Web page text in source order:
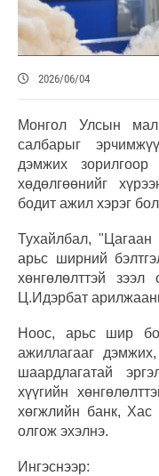
2026/06/04
Монгол Улсын
салбарыг
дэмжих
хөдөлгөөнийг
бодит ажил хэрэг
Тухайлбал, "Цагаан
арьс ширний
хөнгөлөлттэй
Ц.Идэрбат
Ноос, арьс шир
ажиллагааг
шаардлагатай
хүүгийн
хөгжлийн банк,
олгож эхэлнэ.
Ингэснээр: